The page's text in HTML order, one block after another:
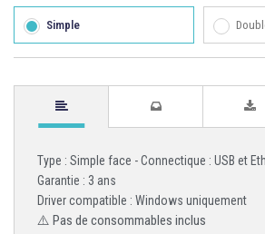
Simple
Type : Simple face - Connectique : USB et
Garantie : 3 ans
Driver compatible : Windows uniquement
⚠️ Pas de consommables inclus